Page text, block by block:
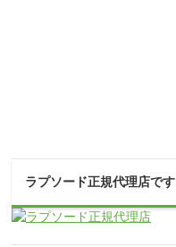
ラプソード正規代理店です